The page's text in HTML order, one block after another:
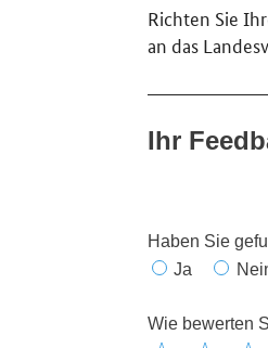
Richten Sie
an das